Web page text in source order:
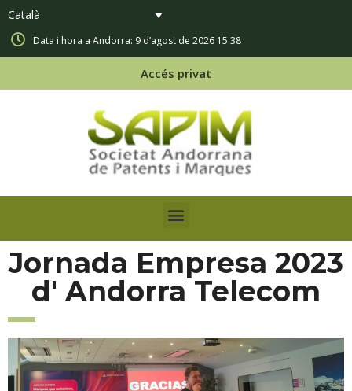
Català
Data i hora a Andorra: 9 d’agost de 2026 15:38
Accés privat
Jornada Empresa 2023
d' Andorra Telecom